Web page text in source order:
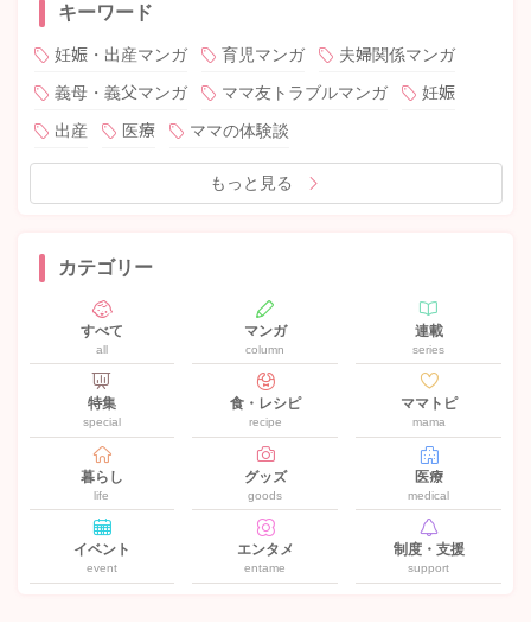
キーワード
妊娠・出産マンガ 育児マンガ
夫婦関係マンガ
義母・義父マンガ
ママ友トラブルマンガ
妊娠
出産
医療 ママの体験談
もっと見る
カテゴリー
すべて
all
マンガ
column
連載
series
特集
special
食・レシピ
recipe
ママトピ
mama
暮らし
life
グッズ
goods
医療
medical
イベント
event
エンタメ
entame
制度・支援
support